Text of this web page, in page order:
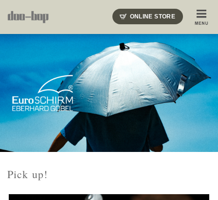
NAKAJIMA'S BLOG
TSUKAMOTO'S BLOG
COLUMN SNAP ACCESS CONTACT
ONLINE STORE
Pick up!